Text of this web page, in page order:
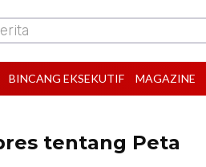
BINCANG EKSEKUTIF MAGAZINE
tentang Peta